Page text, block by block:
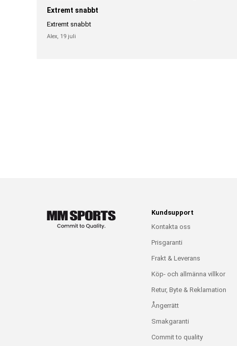
Extremt snabbt
Extremt snabbt
Alex, 19 juli
Kundsupport
Kontakta oss
Prisgaranti
Frakt & Leverans
Köp- och allmänna villkor
Retur, Byte & Reklamation
Ångerrätt
Smakgaranti
Commit to quality